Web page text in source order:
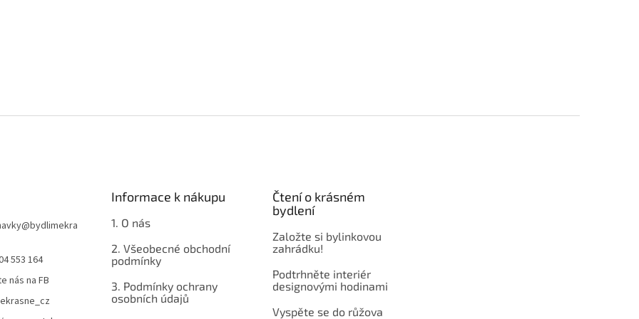
@bydlimekra
553 164
nás na FB
Informace k nákupu
1. O nás
2. Všeobecné obchodní
podmínky
3. Podmínky ochrany
osobních údajů
Čtení o krásném
bydlení
Založte si bylinkovou
zahrádku!
Podtrhněte interiér
designovými hodinami
Vyspěte se do růžova